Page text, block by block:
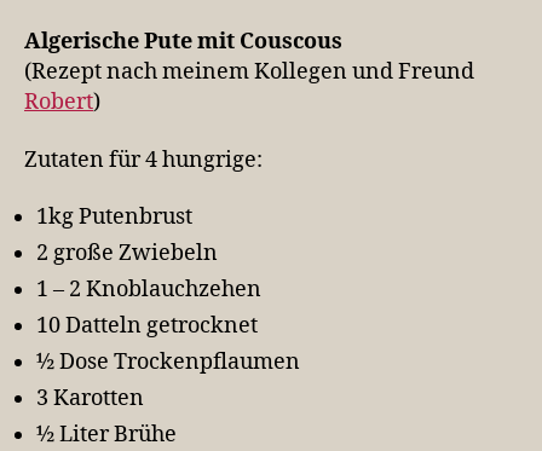
Algerische Pute mit Couscous
(Rezept nach meinem Kollegen und Freund
Robert)
Zutaten für 4 hungrige:
1kg Putenbrust
2 große Zwiebeln
1 – 2 Knoblauchzehen
10 Datteln getrocknet
½ Dose Trockenpflaumen
3 Karotten
½ Liter Brühe